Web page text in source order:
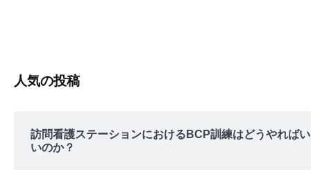
人気の投稿
訪問看護ステーションにおけるBCP訓練はどうやればい
いのか？